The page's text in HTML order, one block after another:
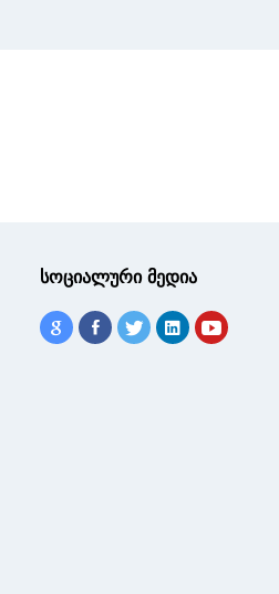
სოციალური მედია